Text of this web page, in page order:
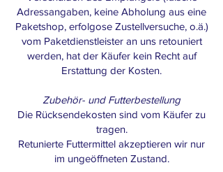
Adressangaben, keine Abholung aus eine
Paketshop, erfolgose Zustellversuche, o.ä.)
vom Paketdienstleister an uns retouniert
werden, hat der Käufer kein Recht auf
Erstattung der Kosten.
Zubehör- und Futterbestellung
Die Rücksendekosten sind vom Käufer zu
tragen.
Retunierte Futtermittel akzeptieren wir nur
im ungeöffneten Zustand.